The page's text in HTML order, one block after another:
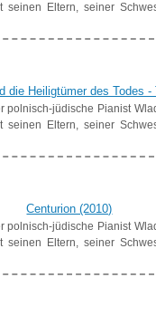
seinen Eltern, seiner
die Heiligtümer des Todes -
polnisch-jüdische Pianist
seinen Eltern, seiner
Centurion (2010)
polnisch-jüdische Pianist
seinen Eltern, seiner